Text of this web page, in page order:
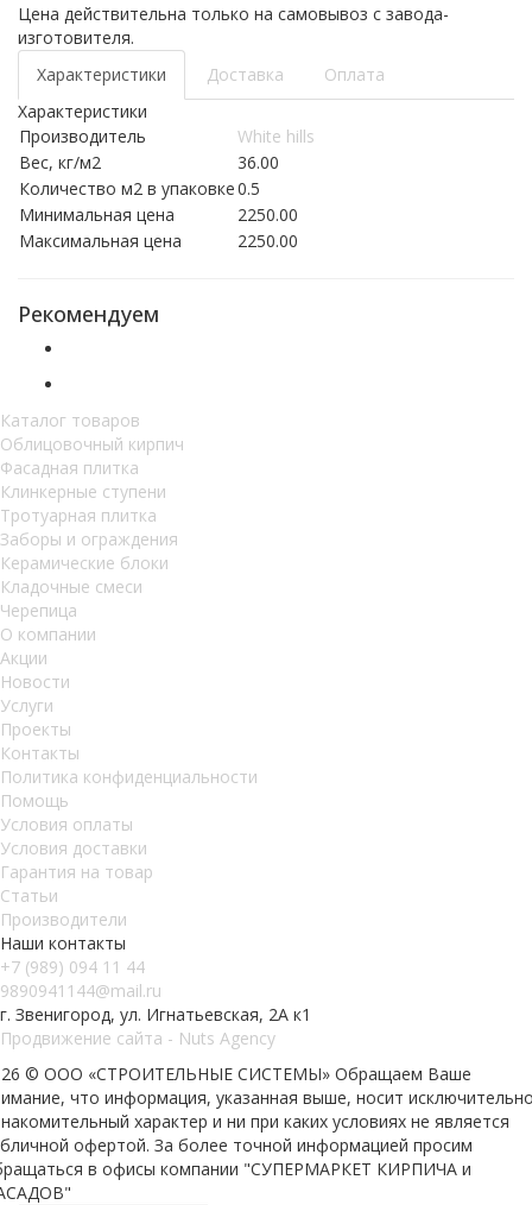
Цена действительна только на самовывоз с завода-
изготовителя.
Характеристики
Доставка
Оплата
Характеристики
Производитель
White hills
Вес, кг/м2
36.00
Количество м2 в упаковке0.5
Минимальная цена
2250.00
Максимальная цена
2250.00
Рекомендуем
Каталог товаров
Облицовочный кирпич
Фасадная плитка
Клинкерные ступени
Тротуарная плитка
Заборы и ограждения
Керамические блоки
Кладочные смеси
Черепица
О компании
Акции
Новости
Услуги
Проекты
Контакты
Политика конфиденциальности
Помощь
Условия оплаты
Условия доставки
Гарантия на товар
Статьи
Производители
Наши контакты
+7 (989) 094 11 44
9890941144@mail.ru
г. Звенигород, ул. Игнатьевская, 2А к1
Продвижение сайта - Nuts Agency
© ООО «СТРОИТЕЛЬНЫЕ СИСТЕМЫ» Обращаем Ваше
что информация, указанная выше, носит
характер и ни при каких условиях не является
офертой. За более точной информацией просим
в офисы компании "СУПЕРМАРКЕТ КИРПИЧА и